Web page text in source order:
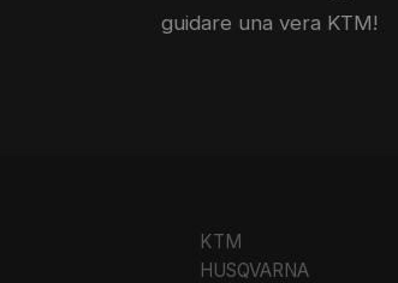
guidare una vera KTM!
KTM
HUSQVARNA